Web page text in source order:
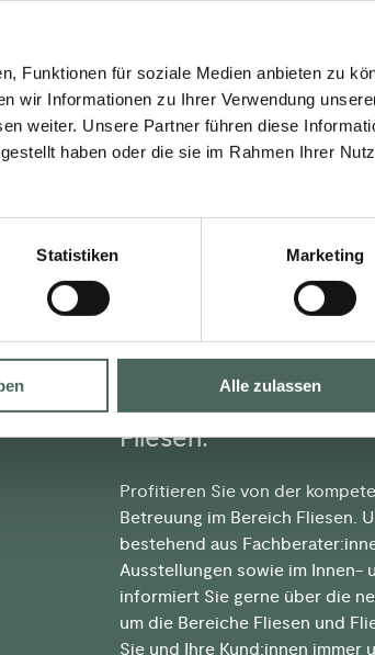
Funktionen für soziale Medien anbieten zu
wir Informationen zu Ihrer Verwendung
weiter. Unsere Partner führen diese
haben oder die sie im Rahmen Ihrer
Statistiken Marketing
Alle zulassen
BACH
Fliesen.
Profitieren Sie von der
Betreuung im Bereich Fliesen.
bestehend aus
Ausstellungen sowie im Innen-
informiert Sie gerne über die
um die Bereiche Fliesen und
Sie und Ihre Kund:innen immer